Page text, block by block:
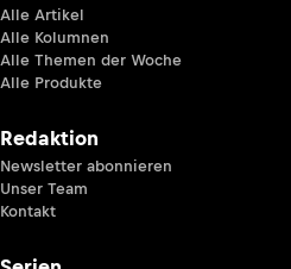
Alle Artikel
Alle Kolumnen
Alle Themen der Woche
Alle Produkte
Redaktion
Newsletter abonnieren
Unser Team
Kontakt